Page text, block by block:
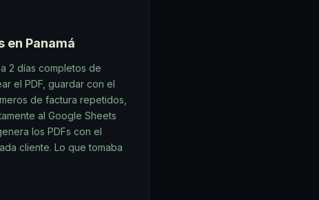
en Panamá
2 días completos de
el PDF, guardar con el
de factura repetidos,
al Google Sheets
los PDFs con el
cliente. Lo que tomaba